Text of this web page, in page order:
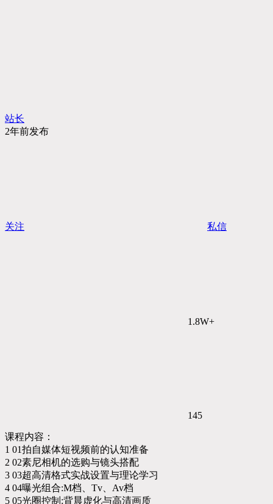
站长
2年前发布
关注 私信
1.8W+
145
课程内容：
1 01拍自媒体短视频前的认知准备
2 02素尼相机的选购与镜头搭配
3 03超高清格式实战设置与理论学习
4 04曝光组合:M档、Tv、Av档
5 05光圈控制:背晨虚化与高清画质